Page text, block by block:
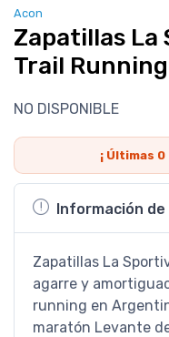
Acon
Zapatillas La
Trail
NO DISPONIBLE
¡ Últimas 0
Información
Zapatillas La
agarre y
running en
maratón Levante